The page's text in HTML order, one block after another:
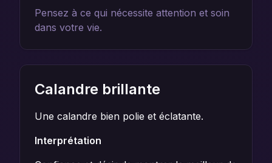
Pensez à ce qui nécessite attention et soin
dans votre vie.
Calandre brillante
Une calandre bien polie et éclatante.
Interprétation